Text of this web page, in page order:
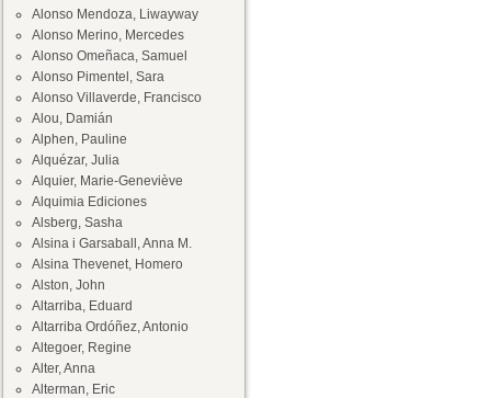
Alonso Mendoza, Liwayway
Alonso Merino, Mercedes
Alonso Omeñaca, Samuel
Alonso Pimentel, Sara
Alonso Villaverde, Francisco
Alou, Damián
Alphen, Pauline
Alquézar, Julia
Alquier, Marie-Geneviève
Alquimia Ediciones
Alsberg, Sasha
Alsina i Garsaball, Anna M.
Alsina Thevenet, Homero
Alston, John
Altarriba, Eduard
Altarriba Ordóñez, Antonio
Altegoer, Regine
Alter, Anna
Alterman, Eric